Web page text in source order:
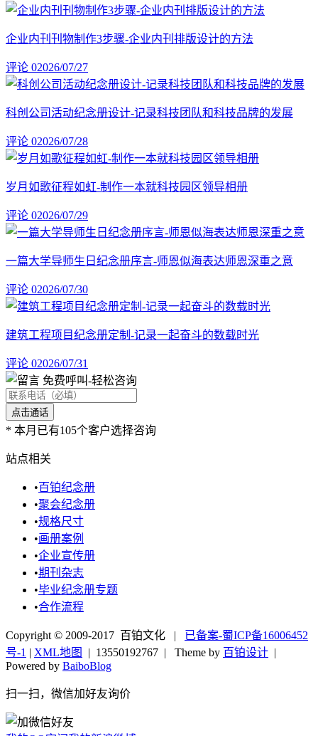
企业内刊刊物制作3步骤-企业内刊排版设计的方法
评论 02026/07/27
科创公司活动纪念册设计-记录科技团队和科技品牌的发展
评论 02026/07/28
岁月如歌征程如虹-制作一本就科技园区领导相册
评论 02026/07/29
一篇大学导师生日纪念册序言-师恩似海表达师恩深重之意
评论 02026/07/30
建筑工程项目纪念册定制-记录一起奋斗的数载时光
评论 02026/07/31
免费呼叫-轻松咨询
* 本月已有105个客户选择咨询
站点相关
•百铂纪念册
•聚会纪念册
•规格尺寸
•画册案例
•企业宣传册
•期刊杂志
•毕业纪念册专题
•合作流程
Copyright © 2009-2017 百铂文化 | 已备案-蜀ICP备16006452
号-1 | XML地图 | 13550192767 | Theme by 百铂设计 |
Powered by BaiboBlog
扫一扫，微信加好友询价